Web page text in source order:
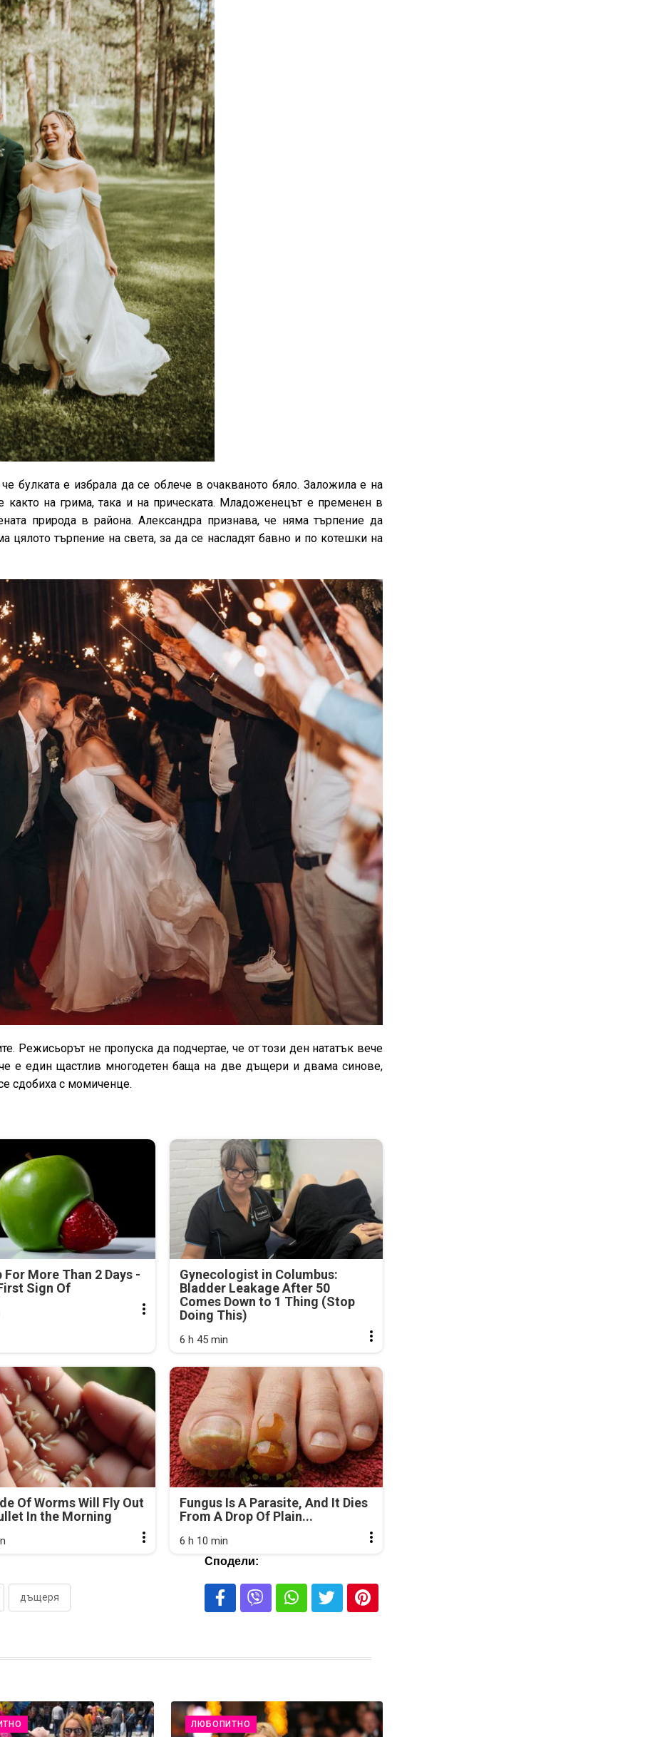
булката е избрала да се облече в очакваното бяло. Заложила е на
както на грима, така и на прическата. Младоженецът е пременен в
природа в района. Александра признава, че няма търпение да
цялото търпение на света, за да се насладят бавно и по котешки на
Режисьорът не пропуска да подчертае, че от този ден нататък вече
е един щастлив многодетен баща на две дъщери и двама синове,
сдобиха с момиченце.
For More Than 2 Days -
Sign Of
Gynecologist in Columbus:
Bladder Leakage After 50
Comes Down to 1 Thing (Stop
Doing This)
6 h 45 min
Of Worms Will Fly Out
In the Morning
Fungus Is A Parasite, And It Dies
From A Drop Of Plain...
6 h 10 min
дъщеря
Сподели:
ЛЮБОПИТНО